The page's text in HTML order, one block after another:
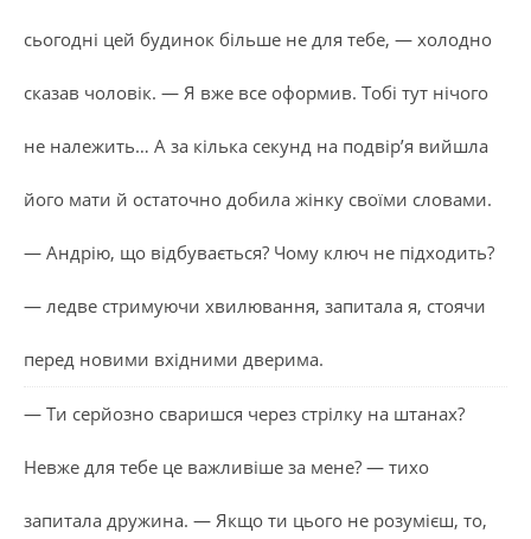
сьогодні цей будинок більше не для тебе, — холодно
сказав чоловік. — Я вже все оформив. Тобі тут нічого
не належить… А за кілька секунд на подвір’я вийшла
його мати й остаточно добила жінку своїми словами.
— Андрію, що відбувається? Чому ключ не підходить?
— ледве стримуючи хвилювання, запитала я, стоячи
перед новими вхідними дверима.
— Ти серйозно сваришся через стрілку на штанах?
Невже для тебе це важливіше за мене? — тихо
запитала дружина. — Якщо ти цього не розумієш, то,